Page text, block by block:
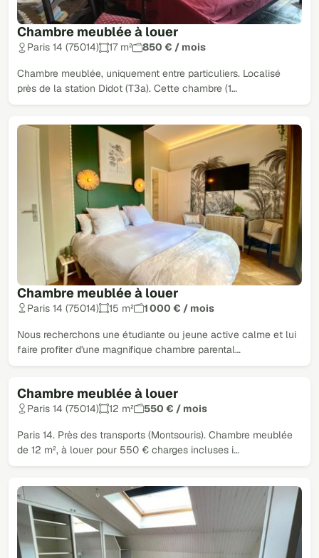
Chambre meublée à louer
Paris 14 (75014) 17 m² 850 € / mois
Chambre meublée, uniquement entre particuliers. Localisé
près de la station Didot (T3a). Cette chambre (1…
Chambre meublée à louer
Paris 14 (75014) 15 m² 1 000 € / mois
Nous recherchons une étudiante ou jeune active calme et lui
faire profiter d'une magnifique chambre parental…
Chambre meublée à louer
Paris 14 (75014) 12 m² 550 € / mois
Paris 14. Près des transports (Montsouris). Chambre meublée
de 12 m², à louer pour 550 € charges incluses i…